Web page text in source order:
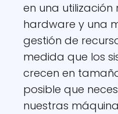
en una utilización
hardware y una
gestión de
medida que los
crecen en
posible que
nuestras